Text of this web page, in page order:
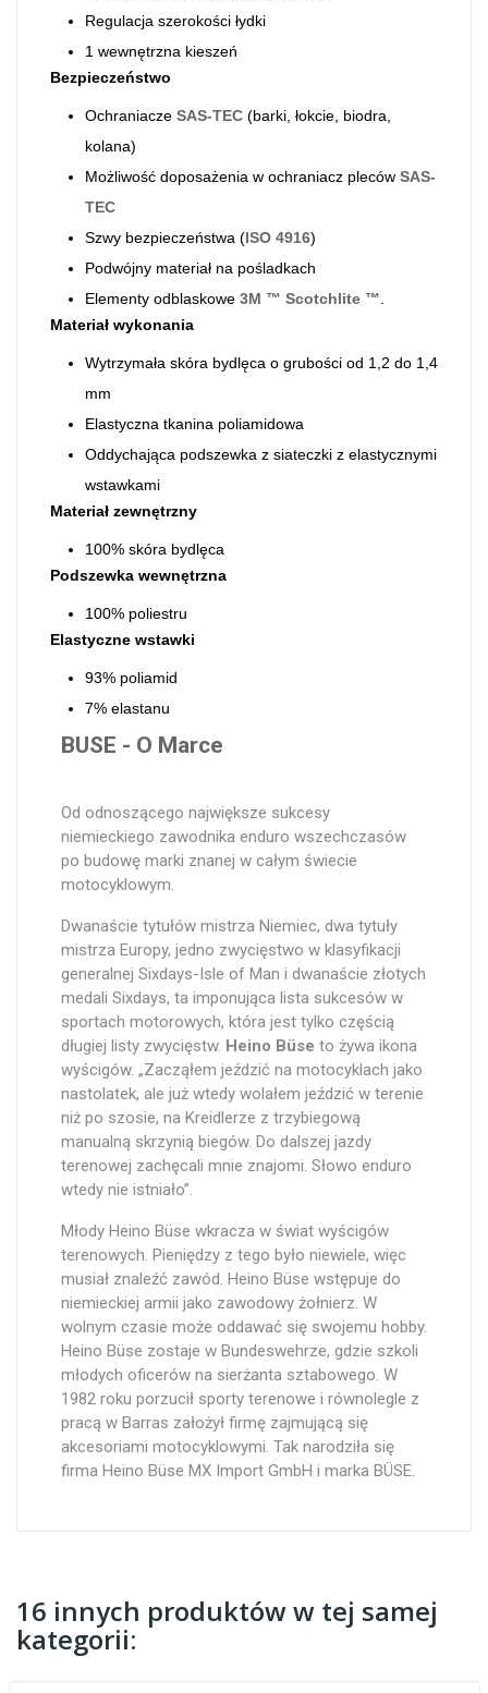
Regulacja szerokości łydki
1 wewnętrzna kieszeń
Bezpieczeństwo
Ochraniacze SAS-TEC (barki, łokcie, biodra,
kolana)
Możliwość doposażenia w ochraniacz pleców SAS-
TEC
Szwy bezpieczeństwa (ISO 4916)
Podwójny materiał na pośladkach
Elementy odblaskowe 3M ™ Scotchlite ™
Materiał wykonania
Wytrzymała skóra bydlęca o grubości od 1,2 do 1,4
mm
Elastyczna tkanina poliamidowa
Oddychająca podszewka z siateczki z elastycznymi
wstawkami
Materiał zewnętrzny
100% skóra bydlęca
Podszewka wewnętrzna
100% poliestru
Elastyczne wstawki
93% poliamid
7% elastanu
BUSE - O Marce
Od odnoszącego największe sukcesy
niemieckiego zawodnika enduro wszechczasów
po budowę marki znanej w całym świecie
motocyklowym.
Dwanaście tytułów mistrza Niemiec, dwa tytuły
mistrza Europy, jedno zwycięstwo w klasyfikacji
generalnej Sixdays-Isle of Man i dwanaście złotych
medali Sixdays, ta imponująca lista sukcesów w
sportach motorowych, która jest tylko częścią
długiej listy zwycięstw. Heino Büse to żywa ikona
wyścigów. „Zacząłem jeździć na motocyklach jako
nastolatek, ale już wtedy wolałem jeździć w terenie
niż po szosie, na Kreidlerze z trzybiegową
manualną skrzynią biegów. Do dalszej jazdy
terenowej zachęcali mnie znajomi. Słowo enduro
wtedy nie istniało”.
Młody Heino Büse wkracza w świat wyścigów
terenowych. Pieniędzy z tego było niewiele, więc
musiał znaleźć zawód. Heino Büse wstępuje do
niemieckiej armii jako zawodowy żołnierz. W
wolnym czasie może oddawać się swojemu hobby.
Heino Büse zostaje w Bundeswehrze, gdzie szkoli
młodych oficerów na sierżanta sztabowego. W
1982 roku porzucił sporty terenowe i równolegle z
pracą w Barras założył firmę zajmującą się
akcesoriami motocyklowymi. Tak narodziła się
firma Heino Büse MX Import GmbH i marka BÜSE.
16 innych produktów w tej samej
kategorii: